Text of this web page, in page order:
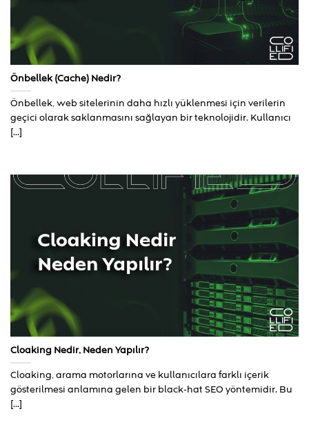
Önbellek (Cache) Nedir?
Önbellek, web sitelerinin daha hızlı yüklenmesi için verilerin
geçici olarak saklanmasını sağlayan bir teknolojidir. Kullanıcı
[...]
Cloaking Nedir, Neden Yapılır?
Cloaking, arama motorlarına ve kullanıcılara farklı içerik
gösterilmesi anlamına gelen bir black-hat SEO yöntemidir. Bu
[...]